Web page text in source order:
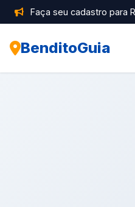
Faça seu cadastro para
BenditoGuia